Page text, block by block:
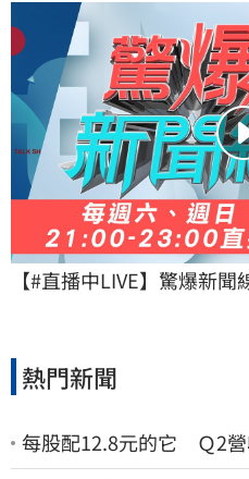
【#直播中LIVE】驚爆新聞
熱門新聞
每股配12.8元的它 Ｑ2